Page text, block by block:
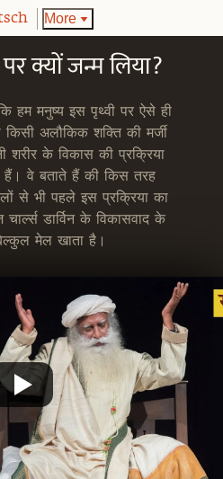
More
क्यों जन्म लिया?
हम मनुष्य इस पृथ्वी पर ऐसे ही
अलौकिक शक्ति की मर्जी
के विकास की प्रक्रिया
वे बताते हैं की किस तरह
से भी पहले इस प्रक्रिया का
डार्विन के विकासवाद के
मेल खाता है।